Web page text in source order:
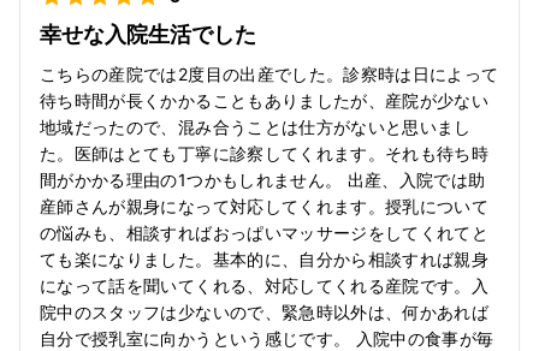
幸せな入院生活でした
こちらの産院では2度目の出産でした。診察時は日によって
待ち時間が長くかかることもありましたが、産院が少ない
地域だったので、混み合うことは仕方がないと思いまし
た。医師はとても丁寧に診察してくれます。それも待ち時
間がかかる理由の1つかもしれません。 出産、入院では助
産師さんが親身になって対応してくれます。授乳について
の悩みも、相談すればおっぱいマッサージをしてくれてと
ても楽になりました。基本的に、自分から相談すれば親身
になって話を聞いてくれる、対応してくれる産院です。入
院中のスタッフは少ないので、緊急時以外は、何かあれば
自分で授乳室に向かうという感じです。 入院中の食事が毎